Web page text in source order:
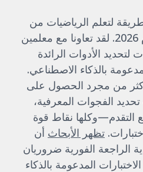
لتعلم الرياضيات من
خلال الاختبارات في عام 2026. لقد تعاونا مع معلمين
لتحديد الأدوات الرائدة
بالذكاء الاصطناعي.
من مجرد الحصول على
الفجوات المعرفية،
التقدم—وكلها نقاط قوة
تظهر الأبحاث أن
الراجعة الفورية ضروريان
المدعومة بالذكاء